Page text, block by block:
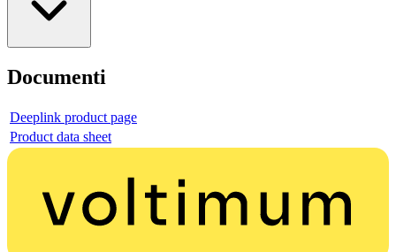
Documenti
Deeplink product page
Product data sheet